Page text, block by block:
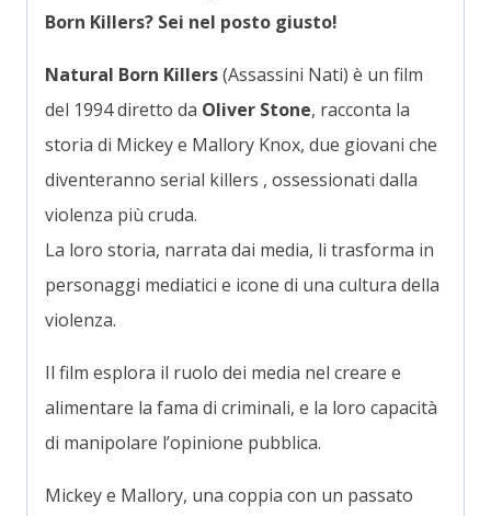
Born Killers? Sei nel posto giusto!
Natural Born Killers(Assassini Nati) è un film
del 1994 diretto da Oliver Stone, racconta la
storia di Mickey e Mallory Knox, due giovani che
diventeranno serial killers , ossessionati dalla
violenza più cruda.
La loro storia, narrata dai media, li trasforma in
personaggi mediatici e icone di una cultura della
violenza.
Il film esplora il ruolo dei media nel creare e
alimentare la fama di criminali, e la loro capacità
di manipolare l’opinione pubblica.
Mickey e Mallory, una coppia con un passato